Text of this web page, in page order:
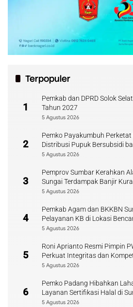
Terpopuler
1
Pemkab dan DPRD Solok
Tahun 2027
5 Agustus 2026
2
Pemko Payakumbuh
Distribusi Pupuk Bersubsidi
5 Agustus 2026
3
Pemprov Sumbar Kerahkan
Sungai Terdampak Banjir
5 Agustus 2026
4
Pemkab Agam dan BKKBN
Pelayanan KB di Lokasi
5 Agustus 2026
5
Roni Aprianto Resmi Pimpin
Perkuat Integritas dan
5 Agustus 2026
6
Pemko Padang Hibahkan
Layanan Sertifikasi Halal di
5 Agustus 2026